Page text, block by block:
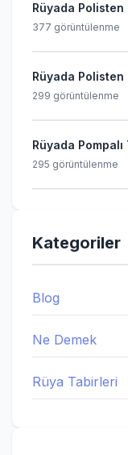
Rüyada
377 görüntülenme
Rüyada Polisten
299 görüntülenme
Rüyada
295 görüntülenme
Kategoriler
Blog
Ne Demek
Rüya Tabirleri